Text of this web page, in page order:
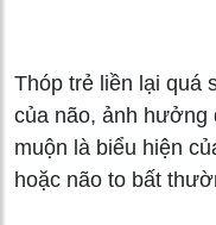
Thóp trẻ liền lại quá
của não, ảnh hưởng
muộn là biểu hiện
hoặc não to bất